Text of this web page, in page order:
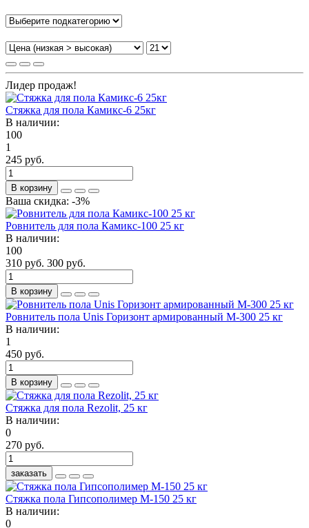
Лидер продаж!
Стяжка для пола Камикс-6 25кг
В наличии:
100
1
245 руб.
В корзину
Ваша скидка: -3%
Ровнитель для пола Камикс-100 25 кг
В наличии:
100
310 руб. 300 руб.
В корзину
Ровнитель пола Unis Горизонт армированный М-300 25 кг
В наличии:
1
450 руб.
В корзину
Стяжка для пола Rezolit, 25 кг
В наличии:
0
270 руб.
заказать
Стяжка пола Гипсополимер М-150 25 кг
В наличии:
0